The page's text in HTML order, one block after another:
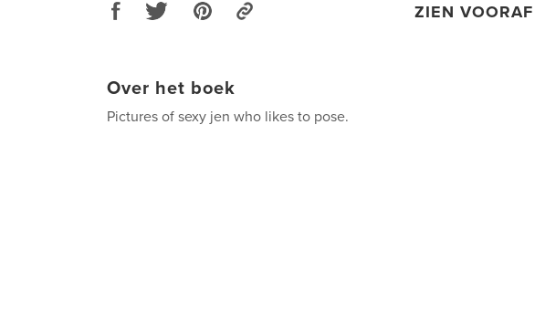
ZIEN VOORAF
Over het boek
Pictures of sexy jen who likes to pose.